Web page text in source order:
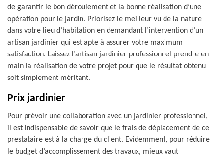
de garantir le bon déroulement et la bonne réalisation d’une
opération pour le jardin. Priorisez le meilleur vu de la nature
dans votre lieu d’habitation en demandant l’intervention d’un
artisan jardinier qui est apte à assurer votre maximum
satisfaction. Laissez l’artisan jardinier professionnel prendre en
main la réalisation de votre projet pour que le résultat obtenu
soit simplement méritant.
Prix jardinier
Pour prévoir une collaboration avec un jardinier professionnel,
il est indispensable de savoir que le frais de déplacement de ce
prestataire est à la charge du client. Evidemment, pour réduire
le budget d’accomplissement des travaux, mieux vaut